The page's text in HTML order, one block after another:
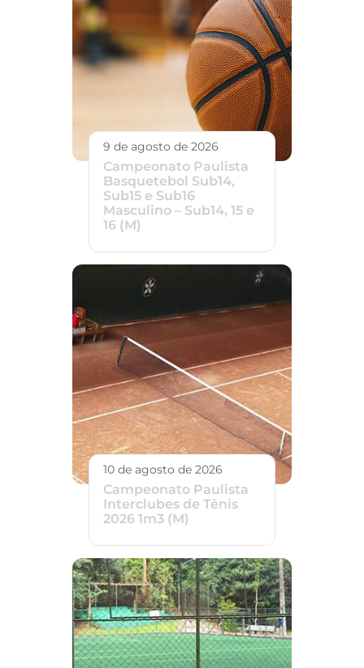
9 de agosto de 2026
Campeonato Paulista
Basquetebol Sub14,
Sub15 e Sub16
Masculino – Sub14, 15 e
16 (M)
10 de agosto de 2026
Campeonato Paulista
Interclubes de Tênis
2026 1m3 (M)